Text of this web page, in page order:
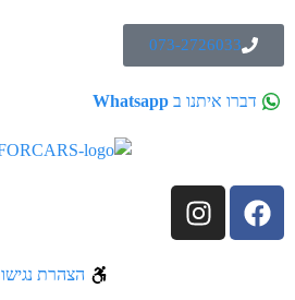
073-2726033
דברו איתנו בWhatsapp
הצהרת נגישות